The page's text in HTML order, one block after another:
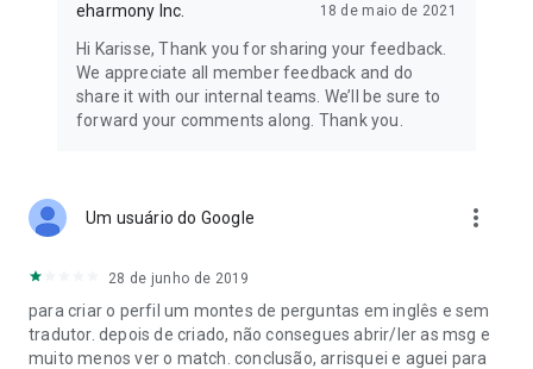
Estrutura da assinatura
não deve ser apressada. Acreditamos que planos mais curtos
não lhe dão o tempo necessário para conhecer seus matches
adequadamente, e é por isso que nossa Assinatura Premium
está disponível em diferentes durações.
Nossos termos e condições:
https://www.eharmony.com/privacypolicy/
Termos e Condições:
https://www.eharmony.com/termsandconditions/
Política de Privacidade Suplementar:
eharmony Inc. 18 de maio de 2021
Hi Karisse, Thank you for sharing your feedback.
We appreciate all member feedback and do
share it with our internal teams. We’ll be sure to
forward your comments along. Thank you.
Um usuário do Google more_vert
28 de junho de 2019
para criar o perfil um montes de perguntas em inglês e sem
tradutor. depois de criado, não consegues abrir/ler as msg e
muito menos ver o match. conclusão, arrisquei e aguei para